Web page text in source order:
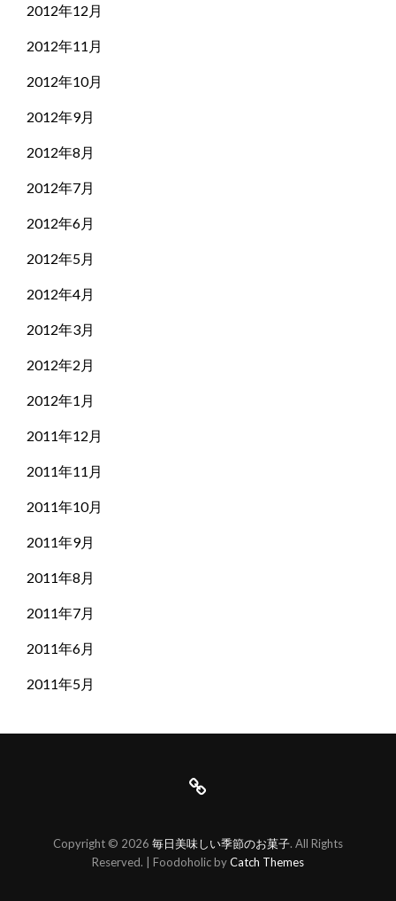
2012年12月
2012年11月
2012年10月
2012年9月
2012年8月
2012年7月
2012年6月
2012年5月
2012年4月
2012年3月
2012年2月
2012年1月
2011年12月
2011年11月
2011年10月
2011年9月
2011年8月
2011年7月
2011年6月
2011年5月
め
Copyright © 2026 毎日美味しい季節のお菓子. All Rights
Reserved. | Foodoholic byCatch Themes